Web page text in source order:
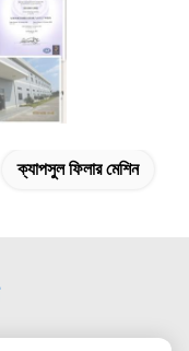
ক্যাপসুল ফিলার মেশিন